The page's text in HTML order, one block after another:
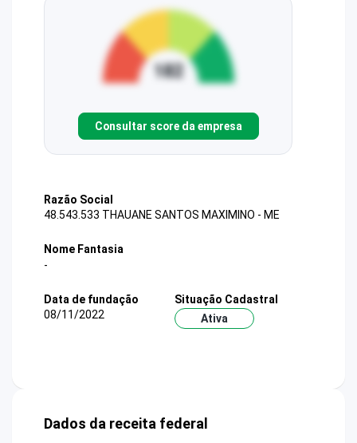
Consultar score da empresa
Razão Social
48.543.533 THAUANE SANTOS MAXIMINO - ME
Nome Fantasia
-
Data de fundação
08/11/2022
Situação Cadastral
Ativa
Dados da receita federal